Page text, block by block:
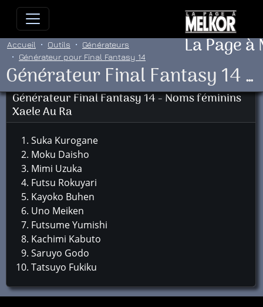
Allez directement au contenu
La Page
Accueil Outils
Générateurs
Générateur pour Final Fantasy 14
Générateur Final Fantasy 14 - Noms féminins Xaele Au Ra
Générateur Final Fantasy 14 - Noms féminins
Xaele Au Ra
Suka Kurogane
Moku Daisho
Mimi Uzuka
Futsu Rokuyari
Kayoko Buhen
Uno Meiken
Futsume Yumishi
Kachimi Kabuto
Saruyo Godo
Tatsuyo Fukiku